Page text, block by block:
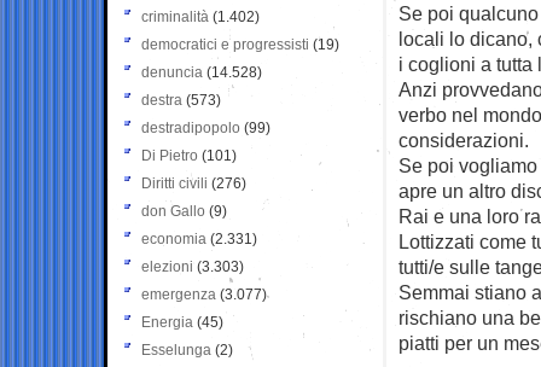
Se poi
locali lo dicano,
i coglioni a tutta
Anzi
verbo nel
considerazioni.
Se poi
apre un altro
Rai e una loro
Lottizzati come
tutti/e sulle
Semmai stiano
rischiano una
piatti per un
criminalità (1.402)
democratici e progressisti (19)
denuncia (14.528)
destra (573)
destradipopolo (99)
Di Pietro (101)
Diritti civili (276)
don Gallo (9)
economia (2.331)
elezioni (3.303)
emergenza (3.077)
Energia (45)
Esselunga (2)